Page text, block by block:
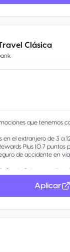
Clásica
que tenemos
en el extranjero de 3 a
Plus (0.7 puntos
de accidente en
Scotia Select y recibe
tu correo electrónico.
y en el extranjero
Tus compras
de contactless $1,000
Para compras
Aplicar